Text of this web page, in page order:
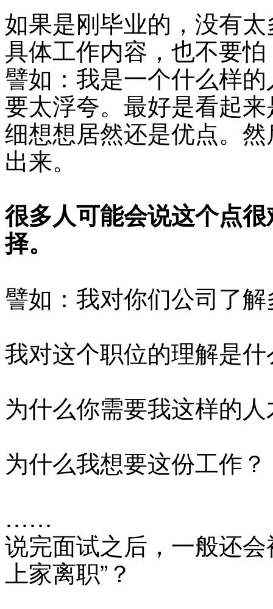
如果是刚毕业的，没有
具体工作内容，也不要
譬如：我是一个什么样
要太浮夸。最好是看起
细想想居然还是优点。
出来。
很多人可能会说这个点
择。
譬如：我对你们公司了
我对这个职位的理解是
为什么你需要我这样的
为什么我想要这份工作？
……
说完面试之后，一般还
上家离职”？